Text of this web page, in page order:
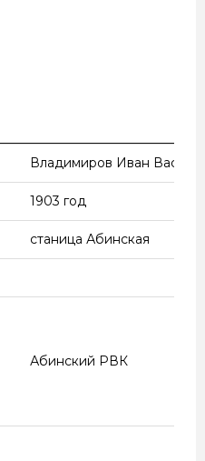
ВЕЛИКАЯ
Владимиров Иван
1903 год
станица Абинская
Абинский РВК